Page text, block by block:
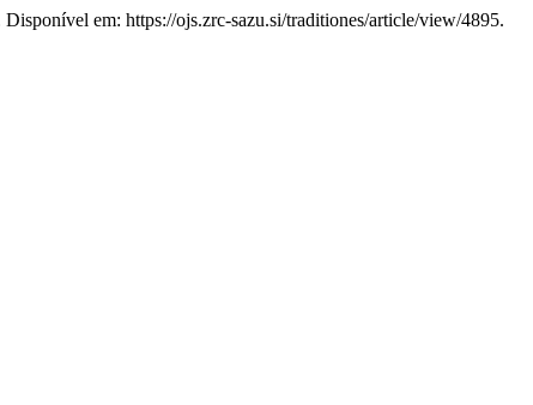
em: https://ojs.zrc-sazu.si/traditiones/article/view/4895.